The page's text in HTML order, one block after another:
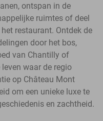
ontspan in de
ruimtes of deel
restaurant. Ontdek de
door het bos,
van Chantilly of
waar de regio
op Château Mont
om een unieke luxe te
en zachtheid.